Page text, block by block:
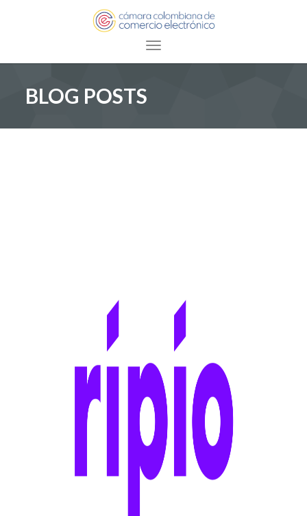
Toggle navigation
BLOG POSTS